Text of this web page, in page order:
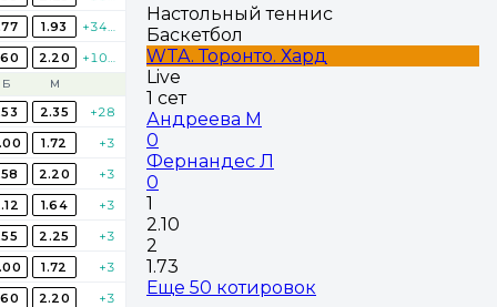
1.93
2.20
Б М
2.35
+28
1.72
+3
2.20
+3
1.64
+3
2.25
+3
1.72
+3
2.20
+3
Настольный теннис
Баскетбол
WTA. Торонто. Хард
Live
1 сет
Андреева М
0
Фернандес Л
0
1
2.10
2
1.73
Еще 50 котировок